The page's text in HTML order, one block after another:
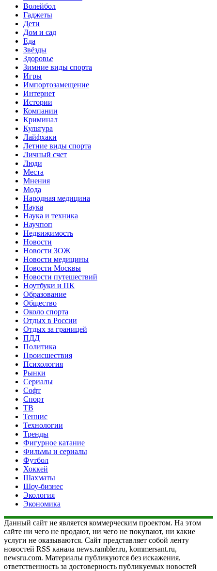
Волейбол
Гаджеты
Дети
Дом и сад
Еда
Звёзды
Здоровье
Зимние виды спорта
Игры
Импортозамещение
Интернет
Истории
Компании
Криминал
Культура
Лайфхаки
Летние виды спорта
Личный счет
Люди
Места
Мнения
Мода
Народная медицина
Наука
Наука и техника
Научпоп
Недвижимость
Новости
Новости ЗОЖ
Новости медицины
Новости Москвы
Новости путешествий
Ноутбуки и ПК
Образование
Общество
Около спорта
Отдых в России
Отдых за границей
ПДД
Политика
Происшествия
Психология
Рынки
Сериалы
Софт
Спорт
ТВ
Теннис
Технологии
Тренды
Фигурное катание
Фильмы и сериалы
Футбол
Хоккей
Шахматы
Шоу-бизнес
Экология
Экономика
Данный сайт не является коммерческим проектом. На этом
сайте ни чего не продают, ни чего не покупают, ни какие
услуги не оказываются. Сайт представляет собой ленту
новостей RSS канала news.rambler.ru, kommersant.ru,
newsru.com. Материалы публикуются без искажения,
ответственность за достоверность публикуемых новостей